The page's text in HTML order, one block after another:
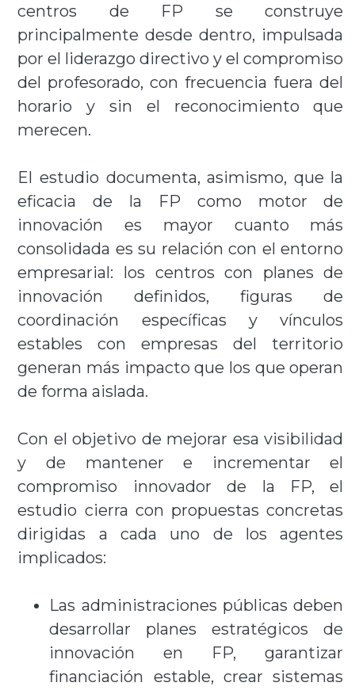
centros de FP se construye
principalmente desde dentro, impulsada
por el liderazgo directivo y el compromiso
del profesorado, con frecuencia fuera del
horario y sin el reconocimiento que
merecen.
El estudio documenta, asimismo, que la
eficacia de la FP como motor de
innovación es mayor cuanto más
consolidada es su relación con el entorno
empresarial: los centros con planes de
innovación definidos, figuras de
coordinación específicas y vínculos
estables con empresas del territorio
generan más impacto que los que operan
de forma aislada.
Con el objetivo de mejorar esa visibilidad
y de mantener e incrementar el
compromiso innovador de la FP, el
estudio cierra con propuestas concretas
dirigidas a cada uno de los agentes
implicados:
Las administraciones públicas deben
desarrollar planes estratégicos de
innovación en FP, garantizar
financiación estable, crear sistemas